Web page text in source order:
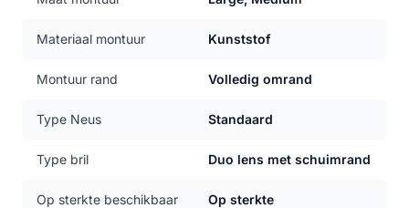
Materiaal montuur Kunststof
Montuur rand Volledig omrand
Type Neus Standaard
Type bril Duo lens met schuimrand
Op sterkte beschikbaar Op sterkte